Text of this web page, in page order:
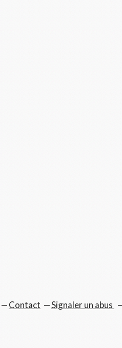
Contact Signaler un abus